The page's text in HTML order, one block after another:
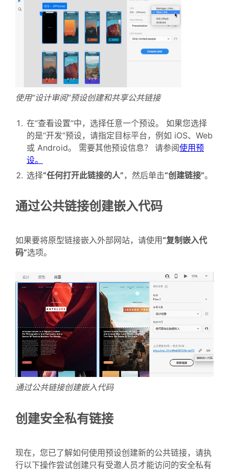
使用“设计审阅”预设创建和共享公共链接
在“查看设置”中，选择任意一个预设。 如果您选择
的是“开发”预设，请指定目标平台，例如 iOS、Web
或 Android。 需要其他预设信息？ 请参阅使用预
设。
选择“任何打开此链接的人”，然后单击“创建链接”。
通过公共链接创建嵌入代码
如果要将原型链接嵌入外部网站，请使用“复制嵌入代
码”选项。
通过公共链接创建嵌入代码
创建安全私有链接
现在，您已了解如何使用预设创建新的公共链接，请执
行以下操作尝试创建只有受邀人员才能访问的安全私有